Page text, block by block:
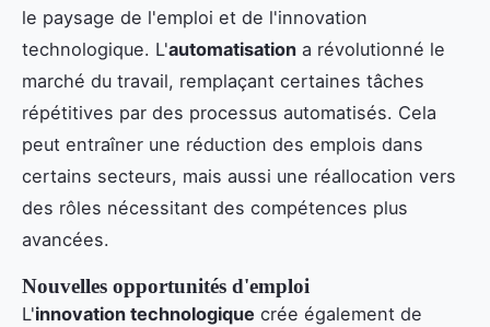
le paysage de l'emploi et de l'innovation
technologique. L'automatisation a révolutionné le
marché du travail, remplaçant certaines tâches
répétitives par des processus automatisés. Cela
peut entraîner une réduction des emplois dans
certains secteurs, mais aussi une réallocation vers
des rôles nécessitant des compétences plus
avancées.
Nouvelles opportunités d'emploi
L'innovation technologique crée également de